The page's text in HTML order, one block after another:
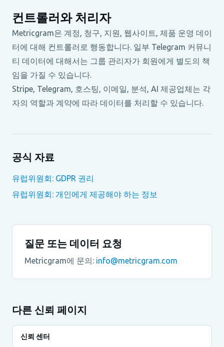
컨트롤러와 처리자
Metricgram은 계정, 청구, 지원, 웹사이트, 제품 운영 데이
터에 대해 컨트롤러로 행동합니다. 일부 Telegram 커뮤니
티 데이터에 대해서는 그룹 관리자가 회원에게 별도의 책
임을 가질 수 있습니다.
Stripe, Telegram, 호스팅, 이메일, 분석, AI 제공업체는 각
자의 역할과 계약에 따라 데이터를 처리할 수 있습니다.
공식 자료
유럽위원회: GDPR 권리
유럽위원회: 개인에게 제공해야 하는 정보
질문 또는 데이터 요청
Metricgram에 문의: info@metricgram.com
다른 신뢰 페이지
신뢰 센터